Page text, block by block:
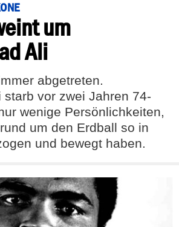
um
Ali
abgetreten.
starb vor zwei Jahren 74-
wenige Persönlichkeiten,
um den Erdball so in
und bewegt haben.